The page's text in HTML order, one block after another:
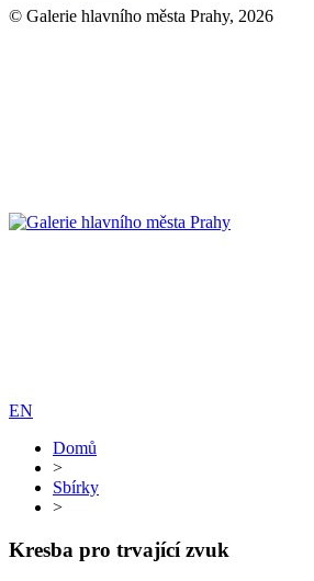
© Galerie hlavního města Prahy, 2026
EN
Domů
>
Sbírky
>
Kresba pro trvající zvuk